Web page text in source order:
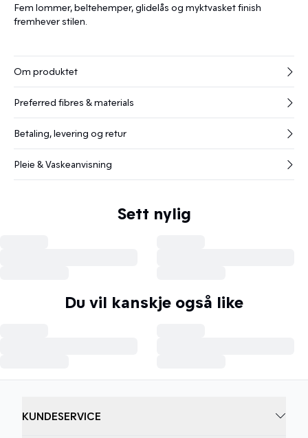
Fem lommer, beltehemper, glidelås og myktvasket finish
fremhever stilen.
Om produktet
Preferred fibres & materials
Betaling, levering og retur
Pleie & Vaskeanvisning
Sett nylig
Du vil kanskje også like
KUNDESERVICE